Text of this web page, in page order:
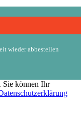
wieder abbestellen
Sie können Ihr